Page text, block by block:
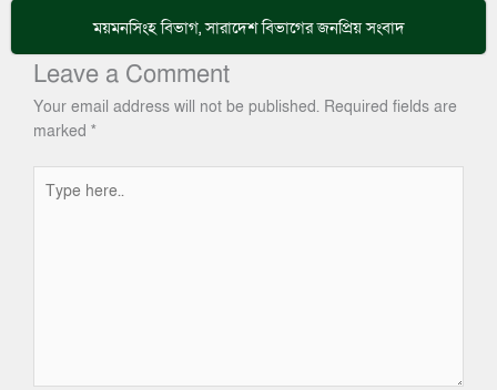
ময়মনসিংহ বিভাগ,সারাদেশবিভাগের জনপ্রিয় সংবাদ
Leave a Comment
Your email address will not be published. Required fields are
marked *
here..